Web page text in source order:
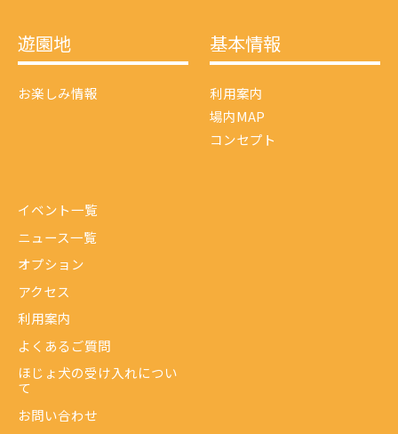
遊園地
お楽しみ情報
基本情報
利用案内
場内MAP
コンセプト
イベント一覧
ニュース一覧
オプション
アクセス
利用案内
よくあるご質問
ほじょ犬の受け入れについ
て
お問い合わせ